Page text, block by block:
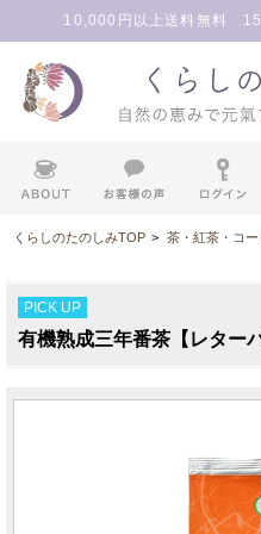
10,000円以上送料無料
くらしのたのしみTOP > 茶・紅茶・コ
PICK UP
有機熟成三年番茶【レター